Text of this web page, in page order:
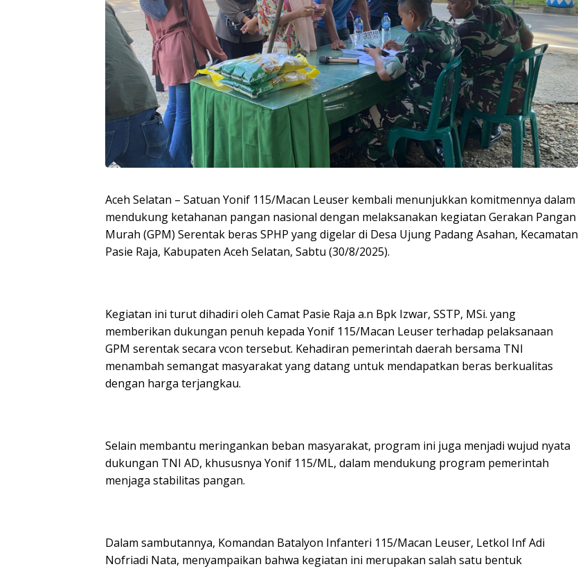
Aceh Selatan – Satuan Yonif 115/Macan Leuser kembali menunjukkan komitmennya dalam
mendukung ketahanan pangan nasional dengan melaksanakan kegiatan Gerakan Pangan
Murah (GPM) Serentak beras SPHP yang digelar di Desa Ujung Padang Asahan, Kecamatan
Pasie Raja, Kabupaten Aceh Selatan, Sabtu (30/8/2025).
Kegiatan ini turut dihadiri oleh Camat Pasie Raja a.n Bpk Izwar, SSTP, MSi. yang
memberikan dukungan penuh kepada Yonif 115/Macan Leuser terhadap pelaksanaan
GPM serentak secara vcon tersebut. Kehadiran pemerintah daerah bersama TNI
menambah semangat masyarakat yang datang untuk mendapatkan beras berkualitas
dengan harga terjangkau.
Selain membantu meringankan beban masyarakat, program ini juga menjadi wujud nyata
dukungan TNI AD, khususnya Yonif 115/ML, dalam mendukung program pemerintah
menjaga stabilitas pangan.
Dalam sambutannya, Komandan Batalyon Infanteri 115/Macan Leuser, Letkol Inf Adi
Nofriadi Nata, menyampaikan bahwa kegiatan ini merupakan salah satu bentuk